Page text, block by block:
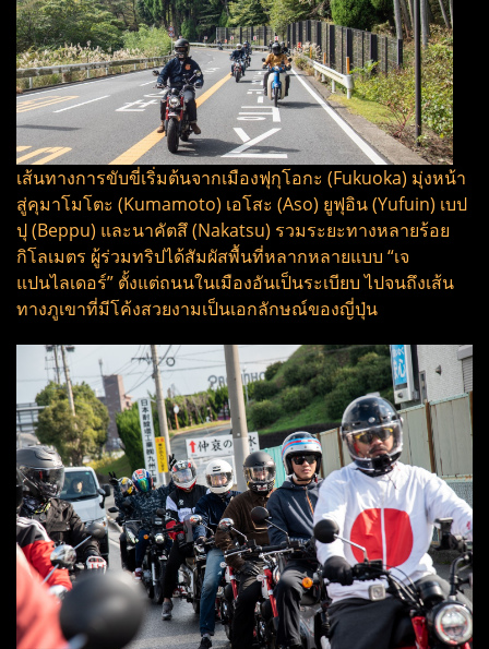
เส้นทางการขับขี่เริ่มต้นจากเมืองฟุกุโอกะ (Fukuoka) มุ่งหน้า
สู่คุมาโมโตะ (Kumamoto) เอโสะ (Aso) ยูฟุอิน (Yufuin) เบป
ปุ (Beppu) และนาคัตสึ (Nakatsu) รวมระยะทางหลายร้อย
กิโลเมตร ผู้ร่วมทริปได้สัมผัสพื้นที่หลากหลายแบบ “เจ
แปนไลเดอร์” ตั้งแต่ถนนในเมืองอันเป็นระเบียบ ไปจนถึงเส้น
ทางภูเขาที่มีโค้งสวยงามเป็นเอกลักษณ์ของญี่ปุ่น